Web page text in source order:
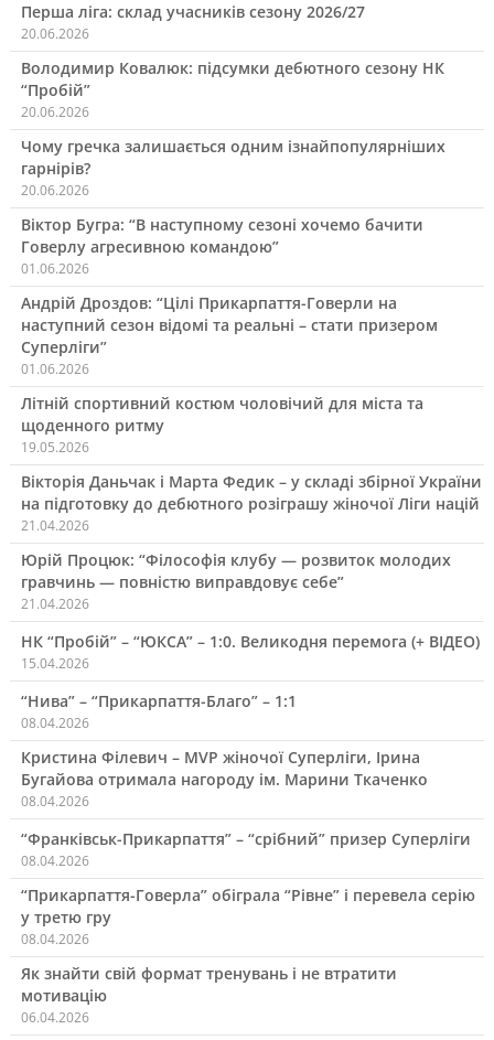
Перша ліга: склад учасників сезону 2026/27
20.06.2026
Володимир Ковалюк: підсумки дебютного сезону НК
“Пробій”
20.06.2026
Чому гречка залишається одним ізнайпопулярніших
гарнірів?
20.06.2026
Віктор Бугра: “В наступному сезоні хочемо бачити
Говерлу агресивною командою”
01.06.2026
Андрій Дроздов: “Цілі Прикарпаття-Говерли на
наступний сезон відомі та реальні – стати призером
Суперліги”
01.06.2026
Літній спортивний костюм чоловічий для міста та
щоденного ритму
19.05.2026
Вікторія Даньчак і Марта Федик – у складі збірної України
на підготовку до дебютного розіграшу жіночої Ліги націй
21.04.2026
Юрій Процюк: “Філософія клубу — розвиток молодих
гравчинь — повністю виправдовує себе”
21.04.2026
НК “Пробій” – “ЮКСА” – 1:0. Великодня перемога (+ ВІДЕО)
15.04.2026
“Нива” – “Прикарпаття-Благо” – 1:1
08.04.2026
Кристина Філевич – MVP жіночої Суперліги, Ірина
Бугайова отримала нагороду ім. Марини Ткаченко
08.04.2026
“Франківськ-Прикарпаття” – “срібний” призер Суперліги
08.04.2026
“Прикарпаття-Говерла” обіграла “Рівне” і перевела серію
у третю гру
08.04.2026
Як знайти свій формат тренувань і не втратити
мотивацію
06.04.2026